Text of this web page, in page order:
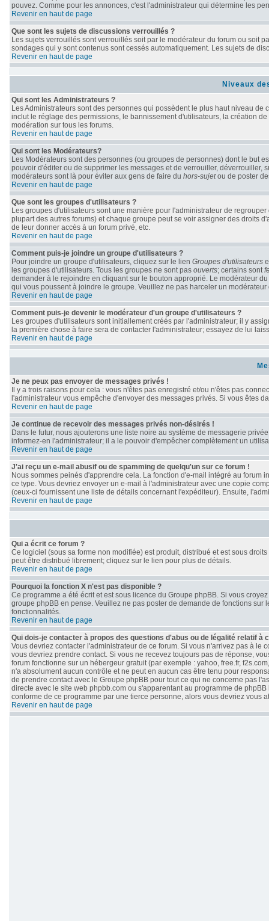
pouvez. Comme pour les annonces, c'est l'administrateur qui détermine les
Revenir en haut de page
Que sont les sujets de discussions verrouillés ?
Les sujets verrouillés sont verrouillés soit par le modérateur du forum ou soit
sondages qui y sont contenus sont cessés automatiquement. Les sujets de
Revenir en haut de page
Niveaux
Qui sont les Administrateurs ?
Les Administrateurs sont des personnes qui possèdent le plus haut niveau
inclut le réglage des permissions, le bannissement d'utilisateurs, la création
modération sur tous les forums.
Revenir en haut de page
Qui sont les Modérateurs?
Les Modérateurs sont des personnes (ou groupes de personnes) dont le but
pouvoir d'éditer ou de supprimer les messages et de verrouiller,
modérateurs sont là pour éviter aux gens de faire du hors-sujetou de poster
Revenir en haut de page
Que sont les groupes d'utilisateurs ?
Les groupes d'utilisateurs sont une manière pour l'administrateur de
plupart des autres forums) et chaque groupe peut se voir assigner des droits
de leur donner accès à un forum privé, etc.
Revenir en haut de page
Comment puis-je joindre un groupe d'utilisateurs ?
Pour joindre un groupe d'utilisateurs, cliquez sur le lien Groupes d'utilisateurs
les groupes d'utilisateurs. Tous les groupes ne sont pas ouverts; certains sont
demander à le rejoindre en cliquant sur le bouton approprié. Le modérateur
qui vous poussent à joindre le groupe. Veuillez ne pas harceler un
Revenir en haut de page
Comment puis-je devenir le modérateur d'un groupe d'utilisateurs ?
Les groupes d'utilisateurs sont initiallement créés par l'administrateur; il y
la première chose à faire sera de contacter l'administrateur; essayez de lui
Revenir en haut de page
Je ne peux pas envoyer de messages privés !
Il y a trois raisons pour cela : vous n'êtes pas enregistré et/ou n'êtes pas
l'administrateur vous empêche d'envoyer des messages privés. Si vous êtes
Revenir en haut de page
Je continue de recevoir des messages privés non-désirés !
Dans le futur, nous ajouterons une liste noire au système de messagerie
informez-en l'administrateur; il a le pouvoir d'empêcher complètement un
Revenir en haut de page
J'ai reçu un e-mail abusif ou de spamming de quelqu'un sur ce forum !
Nous sommes peinés d'apprendre cela. La fonction d'e-mail intégré au
ce type. Vous devriez envoyer un e-mail à l'administrateur avec une copie
(ceux-ci fournissent une liste de détails concernant l'expéditeur). Ensuite,
Revenir en haut de page
Qui a écrit ce forum ?
Ce logiciel (sous sa forme non modifiée) est produit, distribué et est sous
peut être distribué librement; cliquez sur le lien pour plus de détails.
Revenir en haut de page
Pourquoi la fonction X n'est pas disponible ?
Ce programme a été écrit et est sous licence du Groupe phpBB. Si vous
groupe phpBB en pense. Veuillez ne pas poster de demande de fonctions
fonctionnalités.
Revenir en haut de page
Qui dois-je contacter à propos des questions d'abus ou de légalité relatif à
Vous devriez contacter l'administrateur de ce forum. Si vous n'arrivez pas à
vous devriez prendre contact. Si vous ne recevez toujours pas de réponse,
forum fonctionne sur un hébergeur gratuit (par exemple : yahoo, free.fr,
n'a absolument aucun contrôle et ne peut en aucun cas être tenu pour
de prendre contact avec le Groupe phpBB pour tout ce qui ne concerne pas
directe avec le site web phpbb.com ou s'apparentant au programme de
conforme de ce programme par une tierce personne, alors vous devriez vous
Revenir en haut de page